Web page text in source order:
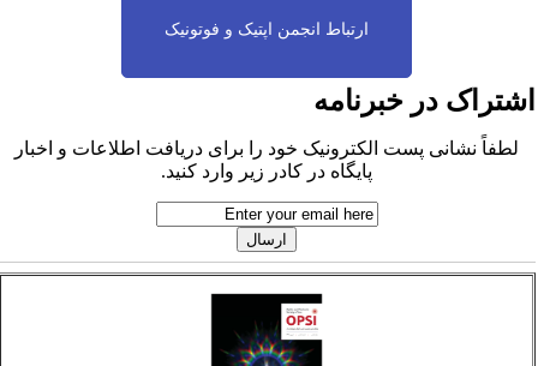
ارتباط انجمن اپتیک و فوتونیک
در خبرنامه
لطفاً نشانی پست الکترونیک خود را برای دریافت اطلاعات و اخبار
پایگاه در کادر زیر وارد کنید.